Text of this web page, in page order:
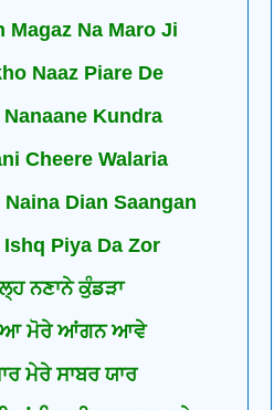
Magaz Na Maro Ji
Naaz Piare De
Kundra
Cheere Walaria
Naina Dian Saangan
Ishq Piya Da Zor
ਨਣਾਨੇ ਕੁੰਡੜਾ
ਮੋਰੇ ਆਂਗਨ ਆਵੇ
ਮੇਰੇ ਸਾਬਰ ਯਾਰ